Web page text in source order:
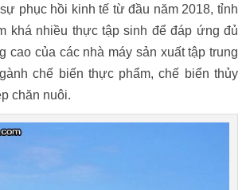
phục hồi kinh tế từ đầu năm 2018, tỉnh
khá nhiều thực tập sinh để đáp ứng đủ
cao của các nhà máy sản xuất tập trung
chế biến thực phẩm, chế biển thủy
chăn nuôi.